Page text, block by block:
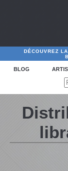
DÉCOUVREZ
BLOG